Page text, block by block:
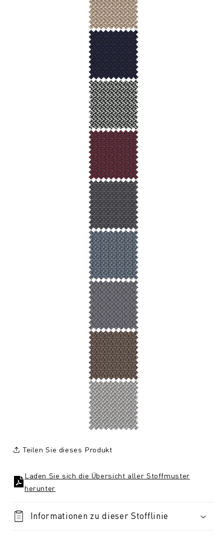
Teilen Sie dieses Produkt
Laden Sie sich die Übersicht aller Stoffmuster
herunter
Informationen zu dieser Stofflinie